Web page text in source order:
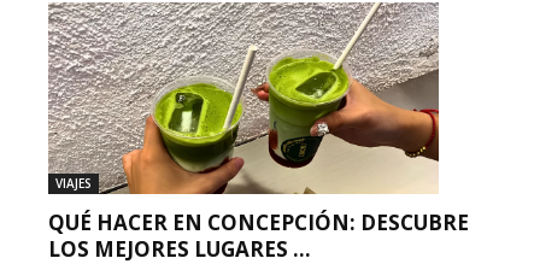
VIAJES
QUÉ HACER EN CONCEPCIÓN: DESCUBRE
LOS MEJORES LUGARES ...